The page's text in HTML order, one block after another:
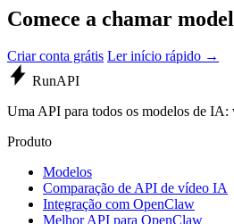
Comece a chamar
Criar conta grátis Ler início rápido →
RunAPI
Uma API para todos os modelos de
Produto
Modelos
Comparação de API de vídeo IA
Integração com OpenClaw
Melhor API para OpenClaw